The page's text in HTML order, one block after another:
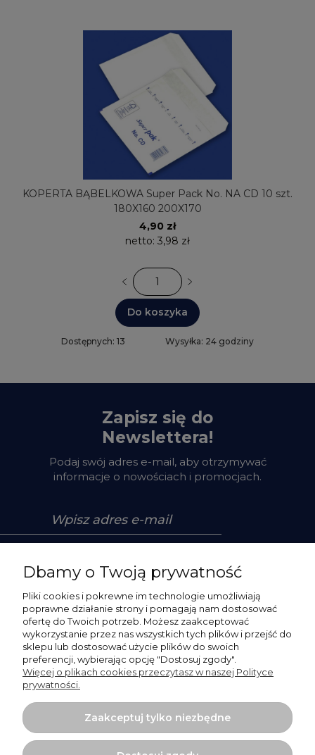
KOPERTA BĄBELKOWA Super Pack No. NA CD 10 szt.
180X160 200X170
4,90 zł
netto: 3,98 zł
Do koszyka
Dostępnych: 13 Wysyłka: 24 godziny
Zapisz się do
Newslettera!
Podaj swój adres e-mail, aby otrzymywać
informacje o nowościach i promocjach.
Pomoc
Moje konto
Płatności i dostawa
O nas
Dbamy o Twoją prywatność
Pliki cookies i pokrewne im technologie umożliwiają
poprawne działanie strony i pomagają nam dostosować
ofertę do Twoich potrzeb. Możesz zaakceptować
wykorzystanie przez nas wszystkich tych plików i przejść do
sklepu lub dostosować użycie plików do swoich
preferencji, wybierając opcję "Dostosuj zgody".
Więcej o plikach cookies przeczytasz w naszej Polityce
prywatności.
Zaakceptuj tylko niezbędne